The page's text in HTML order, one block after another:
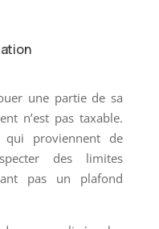
une partie de sa
n’est pas taxable.
qui proviennent de
des limites
pas un plafond